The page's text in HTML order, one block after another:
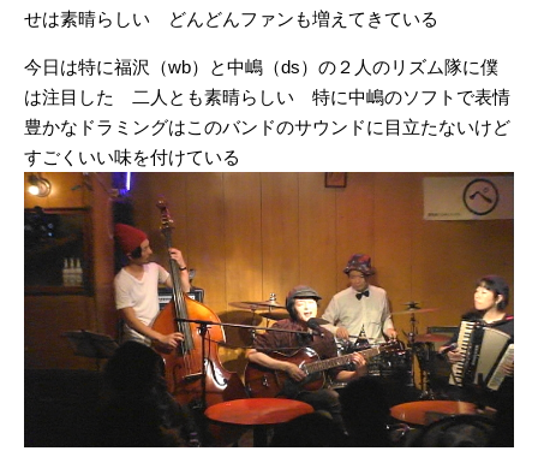
せは素晴らしい どんどんファンも増えてきている
今日は特に福沢（wb）と中嶋（ds）の２人のリズム隊に僕
は注目した 二人とも素晴らしい 特に中嶋のソフトで表情
豊かなドラミングはこのバンドのサウンドに目立たないけど
すごくいい味を付けている